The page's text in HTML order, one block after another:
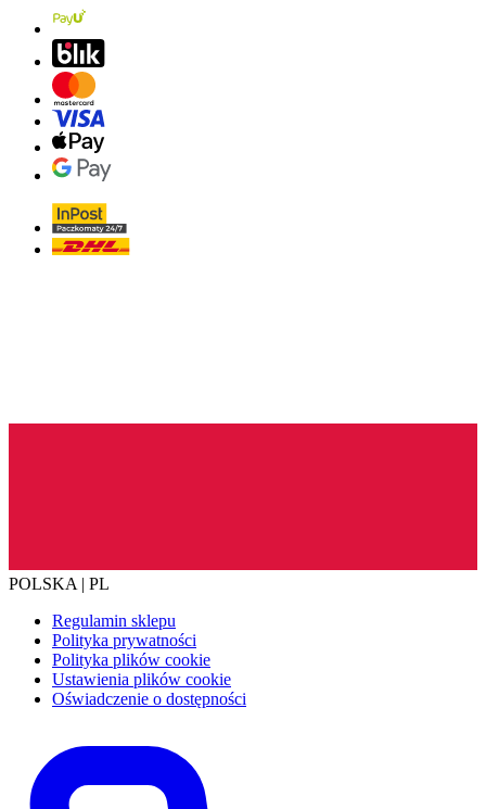
POLSKA | PL
Regulamin sklepu
Polityka prywatności
Polityka plików cookie
Ustawienia plików cookie
Oświadczenie o dostępności